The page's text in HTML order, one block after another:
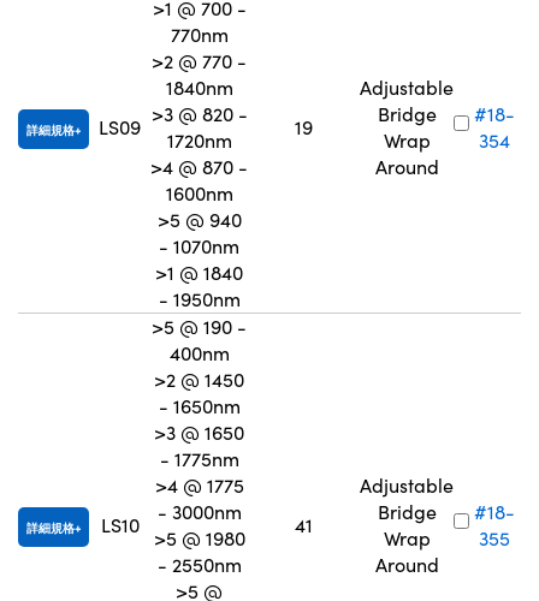
詳細規格 LS09
>1 @ 700 -
770nm
>2 @ 770 -
1840nm
>3 @ 820 -
1720nm
>4 @ 870 -
1600nm
>5 @ 940
- 1070nm
>1 @ 1840
- 1950nm
19
Adjustable
Bridge
Wrap
Around
#18-
354
詳細規格 LS10
>5 @ 190 -
400nm
>2 @ 1450
- 1650nm
>3 @ 1650
- 1775nm
>4 @ 1775
- 3000nm
>5 @ 1980
- 2550nm
>5 @
41
Adjustable
Bridge
Wrap
Around
#18-
355